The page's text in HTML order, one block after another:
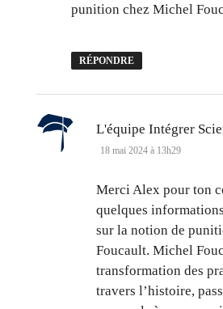
punition chez Michel
RÉPONDRE
L'équipe Intégrer
18 mai 2024 à 13h29
Merci Alex pour ton
quelques
sur la notion de
Foucault. Michel
transformation des
travers l’histoire,